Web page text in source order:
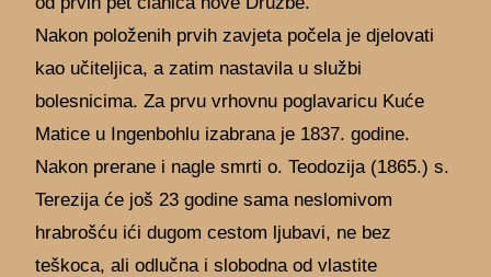
Nakon položenih prvih zavjeta počela je djelovati
kao učiteljica, a zatim nastavila u službi
bolesnicima. Za prvu vrhovnu poglavaricu Kuće
Matice u Ingenbohlu izabrana je 1837. godine.
Nakon prerane i nagle smrti o. Teodozija (1865.) s.
Terezija će još 23 godine sama neslomivom
hrabrošću ići dugom cestom ljubavi, ne bez
teškoca, ali odlučna i slobodna od vlastite